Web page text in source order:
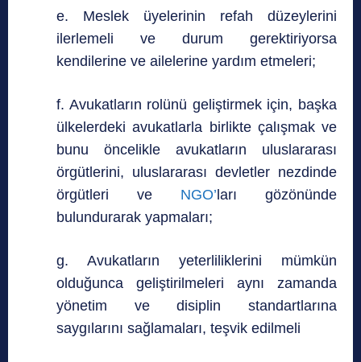
e. Meslek üyelerinin refah düzeylerini
ilerlemeli ve durum gerektiriyorsa
kendilerine ve ailelerine yardım etmeleri;
f. Avukatların rolünü geliştirmek için, başka
ülkelerdeki avukatlarla birlikte çalışmak ve
bunu öncelikle avukatların uluslararası
örgütlerini, uluslararası devletler nezdinde
örgütleri ve NGO’ları gözönünde
bulundurarak yapmaları;
g. Avukatların yeterliliklerini mümkün
olduğunca geliştirilmeleri aynı zamanda
yönetim ve disiplin standartlarına
saygılarını sağlamaları, teşvik edilmeli